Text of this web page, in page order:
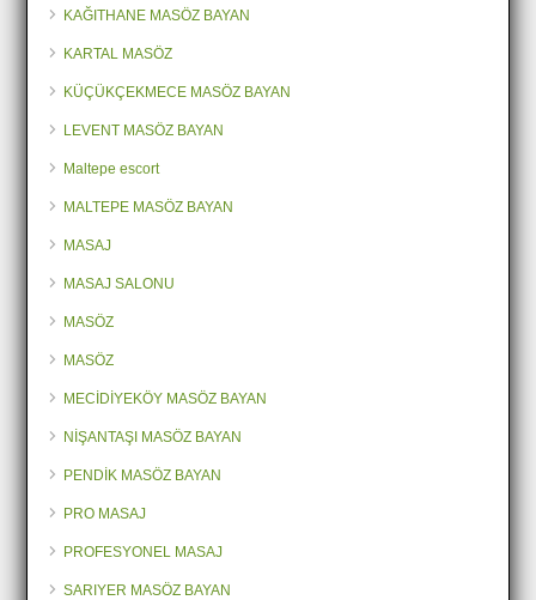
KAĞITHANE MASÖZ BAYAN
KARTAL MASÖZ
KÜÇÜKÇEKMECE MASÖZ BAYAN
LEVENT MASÖZ BAYAN
Maltepe escort
MALTEPE MASÖZ BAYAN
MASAJ
MASAJ SALONU
MASÖZ
MASÖZ
MECİDİYEKÖY MASÖZ BAYAN
NİŞANTAŞI MASÖZ BAYAN
PENDİK MASÖZ BAYAN
PRO MASAJ
PROFESYONEL MASAJ
SARIYER MASÖZ BAYAN